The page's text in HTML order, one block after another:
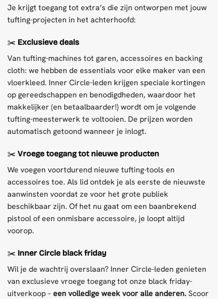
Je krijgt toegang tot extra’s die zijn ontworpen met jouw
tufting-projecten in het achterhoofd:
✂️ Exclusieve deals
Van tufting-machines tot garen, accessoires en backing
cloth: we hebben de essentials voor elke maker van een
vloerkleed. Inner Circle-leden krijgen speciale kortingen
op gereedschappen en benodigdheden, waardoor het
makkelijker (en betaalbaarder!) wordt om je volgende
tufting-meesterwerk te voltooien. De prijzen worden
automatisch getoond wanneer je inlogt.
✂️ Vroege toegang tot nieuwe producten
We voegen voortdurend nieuwe tufting-tools en
accessoires toe. Als lid ontdek je als eerste de nieuwste
aanwinsten voordat ze voor het grote publiek
beschikbaar zijn. Of het nu gaat om een baanbrekend
pistool of een onmisbare accessoire, je loopt altijd
voorop.
✂️ Inner Circle black friday
Wil je de wachtrij overslaan? Inner Circle-leden genieten
van exclusieve vroege toegang tot onze black friday-
uitverkoop –een volledige week voor alle anderen.Scoor